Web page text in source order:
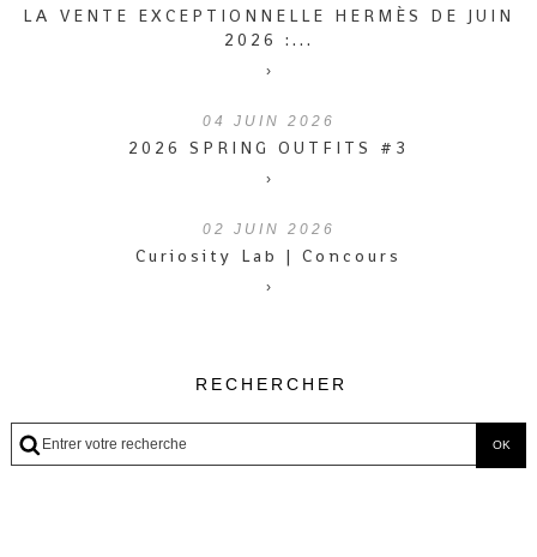
LA VENTE EXCEPTIONNELLE HERMÈS DE JUIN
2026 :...
›
04 JUIN 2026
2026 SPRING OUTFITS #3
›
02 JUIN 2026
Curiosity Lab | Concours
›
RECHERCHER